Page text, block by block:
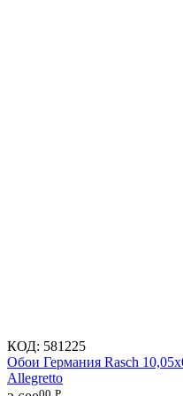
КОД: 581225
Обои Германия Rasch
Allegretto
00 Р